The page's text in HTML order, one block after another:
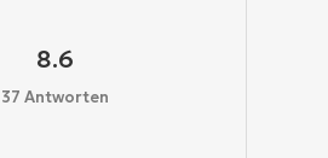
8.6
37 Antworten